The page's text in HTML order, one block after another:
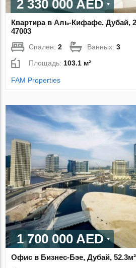
2 330 000 AED
Квартира в Аль-Кифафе, Дубай,
47003
Спален:2 Ванных:3
Площадь: 103.1 м²
FAM Properties
1 700 000 AED
Офис в Бизнес-Бэе, Дубай,